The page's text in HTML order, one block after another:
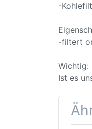
-
-filtert
Wichtig:
Ist es